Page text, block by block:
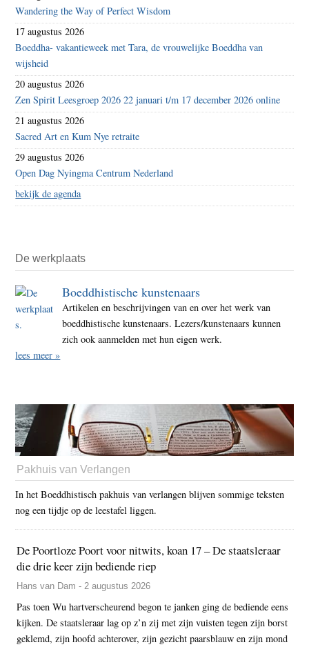
Wandering the Way of Perfect Wisdom
17 augustus 2026
Boeddha- vakantieweek met Tara, de vrouwelijke Boeddha van
wijsheid
20 augustus 2026
Zen Spirit Leesgroep 2026 22 januari t/m 17 december 2026 online
21 augustus 2026
Sacred Art en Kum Nye retraite
29 augustus 2026
Open Dag Nyingma Centrum Nederland
bekijk de agenda
De werkplaats
Boeddhistische kunstenaars
Artikelen en beschrijvingen van en over het werk van
boeddhistische kunstenaars. Lezers/kunstenaars kunnen
zich ook aanmelden met hun eigen werk.
lees meer »
Pakhuis van Verlangen
In het Boeddhistisch pakhuis van verlangen blijven sommige teksten
nog een tijdje op de leestafel liggen.
De Poortloze Poort voor nitwits, koan 17 – De staatsleraar
die drie keer zijn bediende riep
Hans van Dam - 2 augustus 2026
Pas toen Wu hartverscheurend begon te janken ging de bediende eens
kijken. De staatsleraar lag op z’n zij met zijn vuisten tegen zijn borst
geklemd, zijn hoofd achterover, zijn gezicht paarsblauw en zijn mond